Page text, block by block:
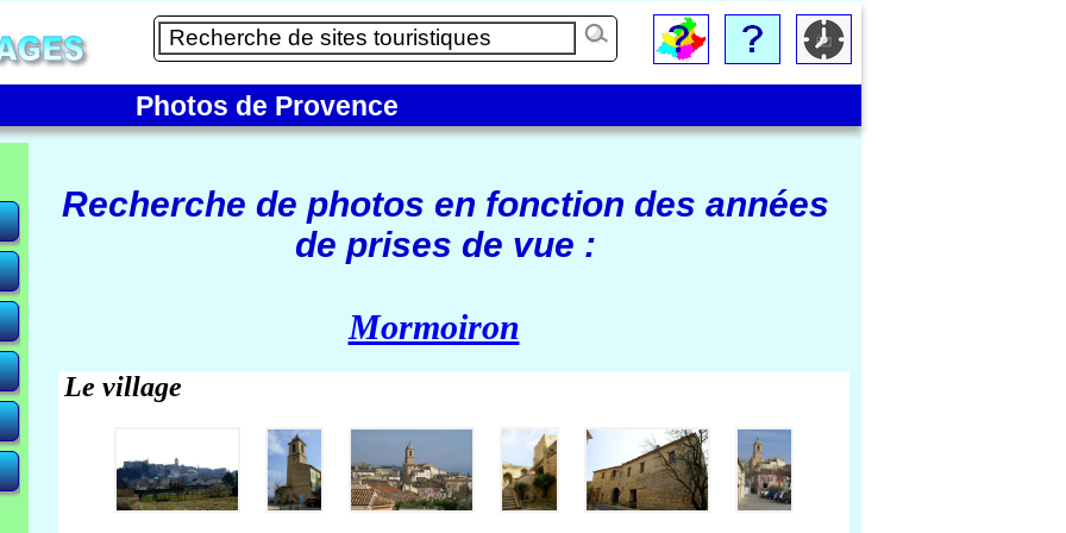
Photos de Provence
Recherche de photos en fonction des années
de prises de vue :
Mormoiron
Le village